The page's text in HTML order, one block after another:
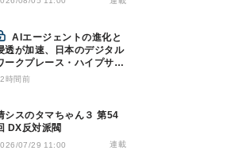
AIエージェントの進化と
透が加速、日本のデジタル
ークプレース・ハイプサイ
ルをガートナーが発表
時間前
シスのタマちゃん３ 第54
DX反対派閥
07/29 11:00 連載